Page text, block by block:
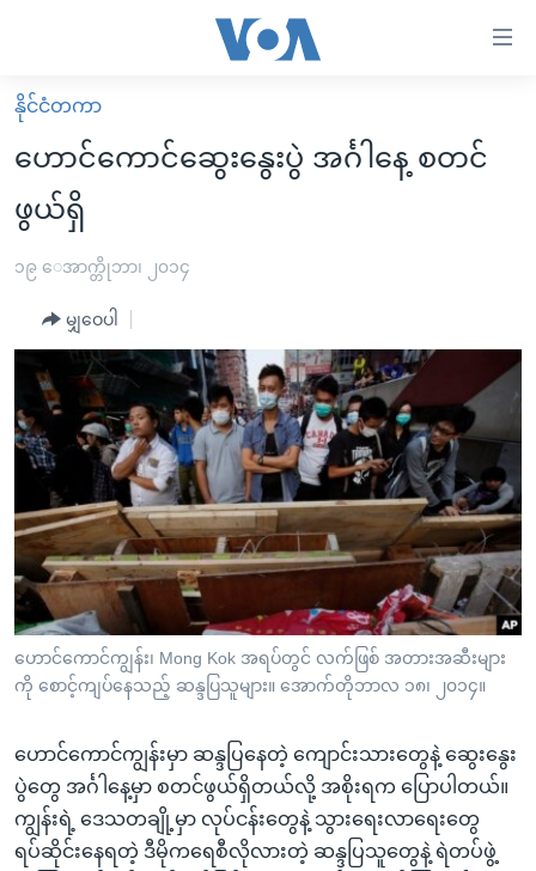
လွယ်ကူ
စေ
သည့်
Link
များ
အကြောင်းအရာ
ကျော်
ကြည့်
ပင်မ
အ
ညွန်း
စာမျက်နှာ
သို့
ကျော်
ကြည့်
ရန်
နေရာ
မူလစာမျက်နှာ
မြန်မာ
ကမ္ဘာ့သတင်းများ
နိုင်ငံတကာ
အစ္စရေး-ပါလက်စတိုင်း
ရပ်ဝန်းတခု လမ်းတခု အလွန်
အင်္ဂလိပ်စာလေ့လာမယ်
အမေရိကန်သုံးအီဒီယံ
မကြေးမုံရဲ့ အင်္ဂလိပ်စာ
ရုပ်ရှင်ထဲက အင်္ဂလိပ်စာ
သုတပဒေသာ အင်္ဂလိပ်စာ
အပတ်စဉ်ကဏ္ဍများ
ရေဒီယို
တီဗွီ
ရေဒီယိုနှင့်ရုပ်သံ အချက်အလက်များ
ရေဒီယို/တီဗွီအစီအစဉ်
Learning English
ဗွီအိုအေ လူမှုကွန်ယက်များ
ဘာသာစကားများ
နိုင်ငံတကာ
ဟောင်ကောင်ဆွေးနွေးပွဲ အင်္ဂါနေ့ စတင်
ဖွယ်ရှိ
၁၉ ေအာက္တိုဘာ၊ ၂၀၁၄
မျှဝေပါ
ဟောင်ကောင်ကျွန်း၊ Mong Kok အရပ်တွင် လက်ဖြစ် အတားအဆီးများ
ကို စောင့်ကျပ်နေသည့် ဆန္ဒပြသူများ။ အောက်တိုဘာလ ၁၈၊ ၂၀၁၄။
ဟောင်ကောင်ကျွန်းမှာ ဆန္ဒပြနေတဲ့ ကျောင်းသားတွေနဲ့ ဆွေးနွေး
ပွဲတွေ အင်္ဂါနေ့မှာ စတင်ဖွယ်ရှိတယ်လို့ အစိုးရက ပြောပါတယ်။
ကျွန်းရဲ့ ဒေသတချို့မှာ လုပ်ငန်းတွေနဲ့ သွားရေးလာရေးတွေ
ရပ်ဆိုင်းနေရတဲ့ ဒီမိုကရေစီလိုလားတဲ့ ဆန္ဒပြသူတွေနဲ့ ရဲတပ်ဖွဲ့